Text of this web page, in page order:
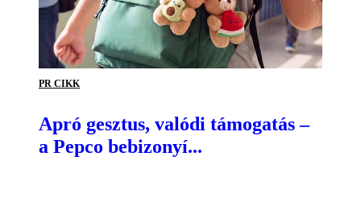
PR CIKK
Apró gesztus, valódi támogatás –
a Pepco bebizonyí...